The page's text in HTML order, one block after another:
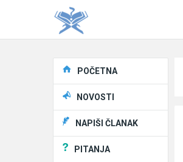
Explore
POČETNA
NOVOSTI
NAPIŠI ČLANAK
PITANJA